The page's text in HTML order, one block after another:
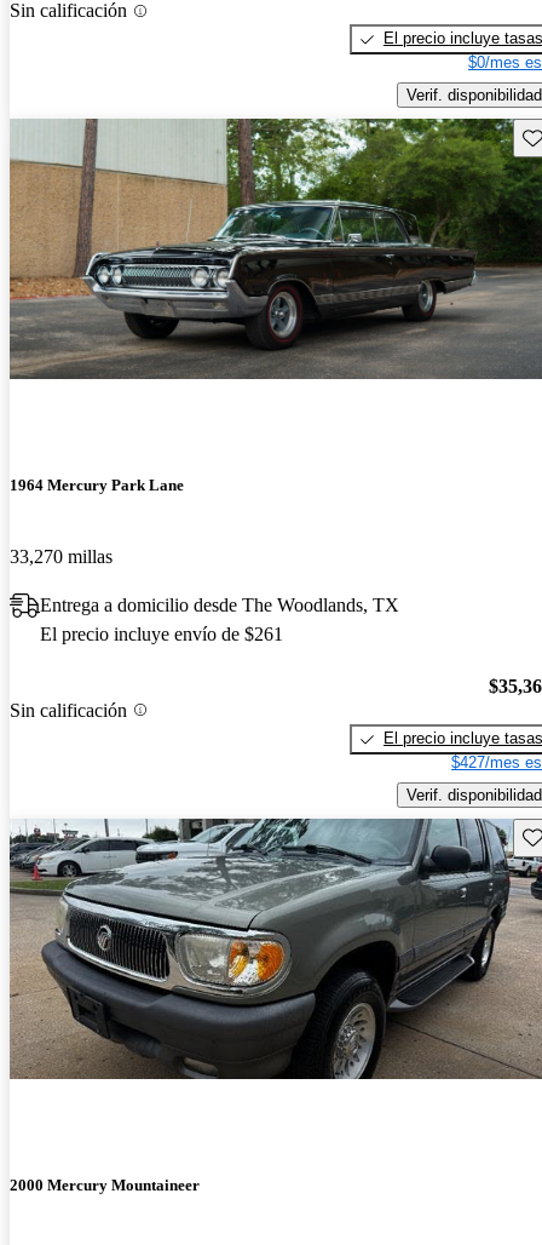
Sin calificación
El precio incluye tasas
$0/mes
Verif. disponibilidad
1964 Mercury Park Lane
33,270 millas
Entrega a domicilio desde The Woodlands, TX
El precio incluye envío de $261
Sin calificación
El precio incluye tasas
$427/mes
Verif. disponibilidad
2000 Mercury Mountaineer